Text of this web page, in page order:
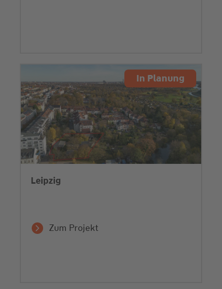
In Planung
Leipzig
Zum Projekt